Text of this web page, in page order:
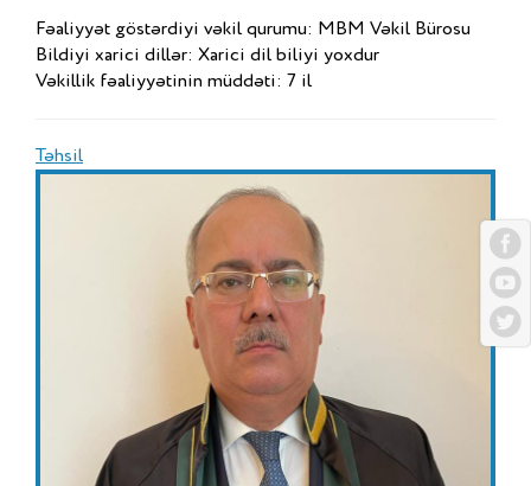
Fəaliyyət göstərdiyi vəkil qurumu: MBM Vəkil Bürosu
Bildiyi xarici dillər: Xarici dil biliyi yoxdur
Vəkillik fəaliyyətinin müddəti: 7 il
Təhsil